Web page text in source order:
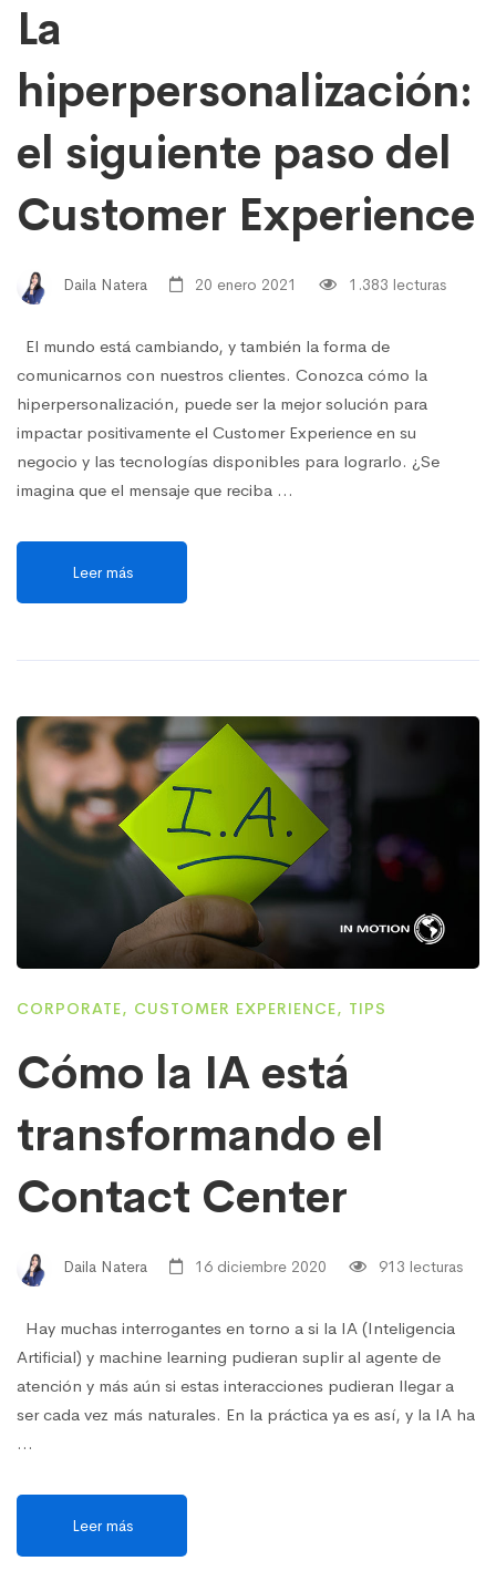
La
hiperpersonalización:
el siguiente paso del
Customer Experience
Daila Natera 20 enero 2021 1.383 lecturas
El mundo está cambiando, y también la forma de
comunicarnos con nuestros clientes. Conozca cómo la
hiperpersonalización, puede ser la mejor solución para
impactar positivamente el Customer Experience en su
negocio y las tecnologías disponibles para lograrlo. ¿Se
imagina que el mensaje que reciba …
Leer más
CORPORATE, CUSTOMER EXPERIENCE, TIPS
Cómo la IA está
transformando el
Contact Center
Daila Natera 16 diciembre 2020 913 lecturas
Hay muchas interrogantes en torno a si la IA (Inteligencia
Artificial) y machine learning pudieran suplir al agente de
atención y más aún si estas interacciones pudieran llegar a
ser cada vez más naturales. En la práctica ya es así, y la IA ha
…
Leer más